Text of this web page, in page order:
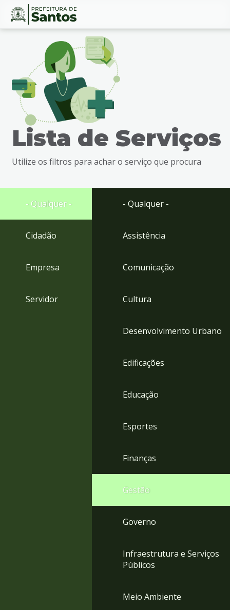
Ir
busca
Ir
rodapé
Conteúdo
Lista de Serviços
Utilize os filtros para achar o serviço que procura
- Qualquer -
Cidadão
Empresa
Servidor
- Qualquer -
Assistência
Comunicação
Cultura
Desenvolvimento Urbano
Edificações
Educação
Esportes
Finanças
Gestão
Governo
Infraestrutura e Serviços
Públicos
Meio Ambiente